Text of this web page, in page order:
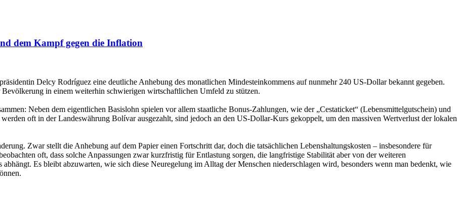
dem Kampf gegen die Inflation
Delcy Rodríguez eine deutliche Anhebung des monatlichen Mindesteinkommens auf nunmehr 240 US-Dollar bekannt gegeben.
in einem weiterhin schwierigen wirtschaftlichen Umfeld zu stützen.
Neben dem eigentlichen Basislohn spielen vor allem staatliche Bonus-Zahlungen, wie der „Cestaticket“ (Lebensmittelgutschein) und
oft in der Landeswährung Bolívar ausgezahlt, sind jedoch an den US-Dollar-Kurs gekoppelt, um den massiven Wertverlust der lokalen
Zwar stellt die Anhebung auf dem Papier einen Fortschritt dar, doch die tatsächlichen Lebenshaltungskosten – insbesondere für
oft, dass solche Anpassungen zwar kurzfristig für Entlastung sorgen, die langfristige Stabilität aber von der weiteren
Es bleibt abzuwarten, wie sich diese Neuregelung im Alltag der Menschen niederschlagen wird, besonders wenn man bedenkt, wie